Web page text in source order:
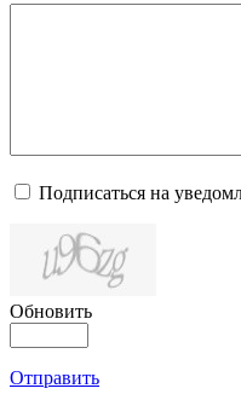
Подписаться на
Обновить
Отправить